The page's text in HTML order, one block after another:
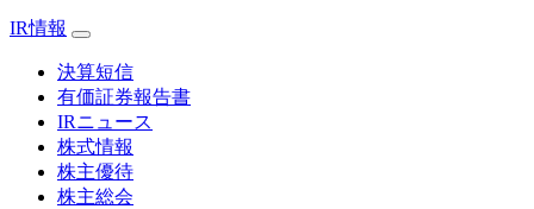
IR情報
決算短信
有価証券報告書
IRニュース
株式情報
株主優待
株主総会